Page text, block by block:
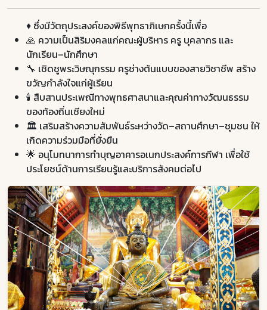
♦️ ซึ่งมีวัตถุประสงค์ของพิธีพุทธาภิเษกครั้งนี้เพื่อ
🙏 ความเป็นสิริมงคลแก่คณะผู้บริหาร ครู บุคลากร และ
นักเรียน–นักศึกษา
🔧 เชิดชูพระวิษณุกรรม ครูช่างต้นแบบของสายวิชาชีพ สร้าง
ขวัญกำลังใจแก่ผู้เรียน
🕯️ สืบสานประเพณีทางพุทธศาสนาและคุณค่าทางวัฒนธรรม
ของท้องถิ่นเชียงใหม่
🏛️ เสริมสร้างความสัมพันธ์ระหว่างวัด–สถานศึกษา–ชุมชน ให้
เกิดความร่วมมือที่ยั่งยืน
🌟 อนุโมทนาการทำบุญอาคารอเนกประสงค์การกีฬา เพื่อใช้
ประโยชน์ด้านการเรียนรู้และบริการสังคมต่อไป